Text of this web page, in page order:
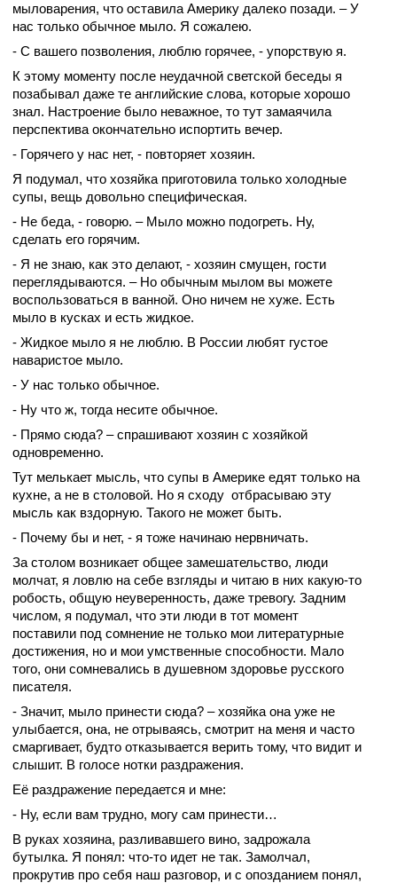
мыловарения, что оставила Америку далеко позади. – У
нас только обычное мыло. Я сожалею.
- С вашего позволения, люблю горячее, - упорствую я.
К этому моменту после неудачной светской беседы я
позабывал даже те английские слова, которые хорошо
знал. Настроение было неважное, то тут замаячила
перспектива окончательно испортить вечер.
- Горячего у нас нет, - повторяет хозяин.
Я подумал, что хозяйка приготовила только холодные
супы, вещь довольно специфическая.
- Не беда, - говорю. – Мыло можно подогреть. Ну,
сделать его горячим.
- Я не знаю, как это делают, - хозяин смущен, гости
переглядываются. – Но обычным мылом вы можете
воспользоваться в ванной. Оно ничем не хуже. Есть
мыло в кусках и есть жидкое.
- Жидкое мыло я не люблю. В России любят густое
наваристое мыло.
- У нас только обычное.
- Ну что ж, тогда несите обычное.
- Прямо сюда? – спрашивают хозяин с хозяйкой
одновременно.
Тут мелькает мысль, что супы в Америке едят только на
кухне, а не в столовой. Но я сходу отбрасываю эту
мысль как вздорную. Такого не может быть.
- Почему бы и нет, - я тоже начинаю нервничать.
За столом возникает общее замешательство, люди
молчат, я ловлю на себе взгляды и читаю в них какую-то
робость, общую неуверенность, даже тревогу. Задним
числом, я подумал, что эти люди в тот момент
поставили под сомнение не только мои литературные
достижения, но и мои умственные способности. Мало
того, они сомневались в душевном здоровье русского
писателя.
- Значит, мыло принести сюда? – хозяйка она уже не
улыбается, она, не отрываясь, смотрит на меня и часто
смаргивает, будто отказывается верить тому, что видит и
слышит. В голосе нотки раздражения.
Её раздражение передается и мне:
- Ну, если вам трудно, могу сам принести…
В руках хозяина, разливавшего вино, задрожала
бутылка. Я понял: что-то идет не так. Замолчал,
прокрутив про себя наш разговор, и с опозданием понял,